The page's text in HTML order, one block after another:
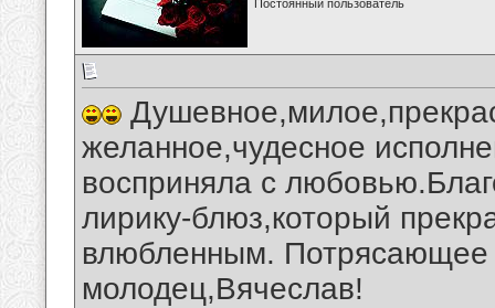
Постоянный пользователь
желанное,чудесное
восприняла с
лирику-блюз,который
влюбленным. Потрясающее
молодец,Вячеслав!